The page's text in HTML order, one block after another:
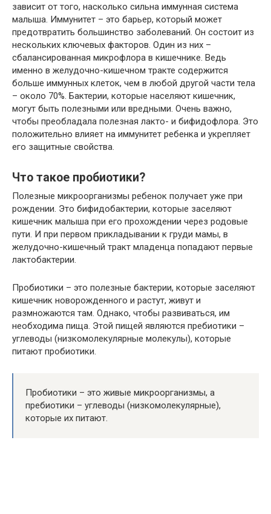
зависит от того, насколько сильна иммунная система
малыша. Иммунитет – это барьер, который может
предотвратить большинство заболеваний. Он состоит из
нескольких ключевых факторов. Один из них –
сбалансированная микрофлора в кишечнике. Ведь
именно в желудочно-кишечном тракте содержится
больше иммунных клеток, чем в любой другой части тела
– около 70%. Бактерии, которые населяют кишечник,
могут быть полезными или вредными. Очень важно,
чтобы преобладала полезная лакто- и бифидофлора. Это
положительно влияет на иммунитет ребенка и укрепляет
его защитные свойства.
Что такое пробиотики?
Полезные микроорганизмы ребенок получает уже при
рождении. Это бифидобактерии, которые заселяют
кишечник малыша при его прохождении через родовые
пути. И при первом прикладывании к груди мамы, в
желудочно-кишечный тракт младенца попадают первые
лактобактерии.
Пробиотики – это полезные бактерии, которые заселяют
кишечник новорожденного и растут, живут и
размножаются там. Однако, чтобы развиваться, им
необходима пища. Этой пищей являются пребиотики –
углеводы (низкомолекулярные молекулы), которые
питают пробиотики.
Пробиотики – это живые микроорганизмы, а
пребиотики – углеводы (низкомолекулярные),
которые их питают.